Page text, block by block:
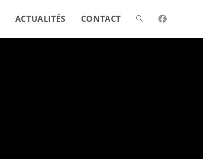
ACTUALITÉS CONTACT